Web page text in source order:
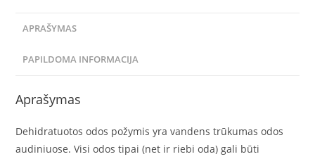
APRAŠYMAS
PAPILDOMA INFORMACIJA
Aprašymas
Dehidratuotos odos požymis yra vandens trūkumas odos
audiniuose. Visi odos tipai (net ir riebi oda) gali būti